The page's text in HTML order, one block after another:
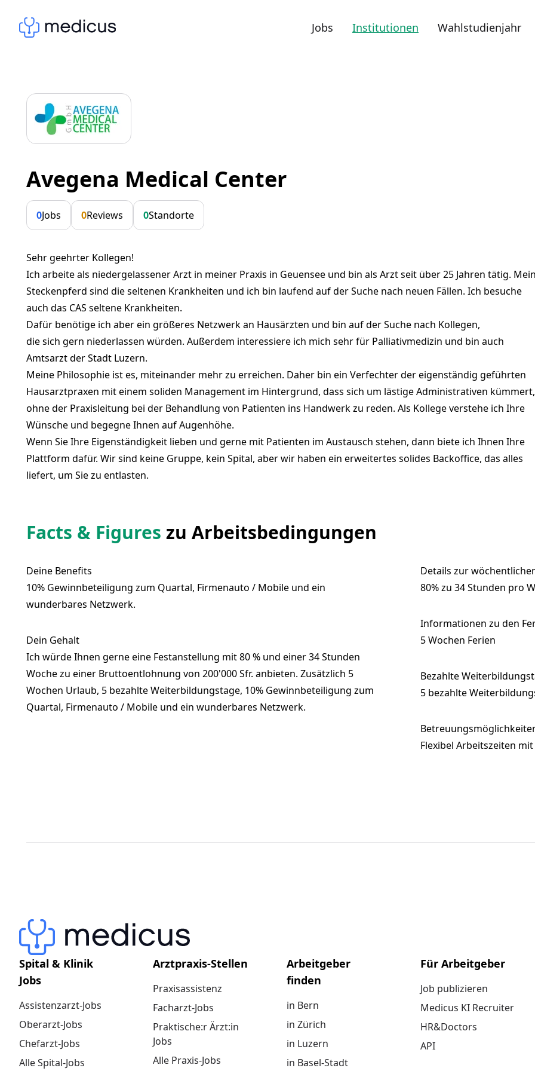
Jobs Institutionen Wahlstudienjahr
Avegena Medical Center
0Jobs 0Reviews 0Standorte
Sehr geehrter Kollegen!
Ich arbeite als niedergelassener Arzt in meiner Praxis in Geuensee und bin als Arzt seit über 25 Jahren tätig.
Steckenpferd sind die seltenen Krankheiten und ich bin laufend auf der Suche nach neuen Fällen. Ich besuche
auch das CAS seltene Krankheiten.
Dafür benötige ich aber ein größeres Netzwerk an Hausärzten und bin auf der Suche nach Kollegen,
die sich gern niederlassen würden. Außerdem interessiere ich mich sehr für Palliativmedizin und bin auch
Amtsarzt der Stadt Luzern.
Meine Philosophie ist es, miteinander mehr zu erreichen. Daher bin ein Verfechter der eigenständig geführten
Hausarztpraxen mit einem soliden Management im Hintergrund, dass sich um lästige Administrativen kümmert,
ohne der Praxisleitung bei der Behandlung von Patienten ins Handwerk zu reden. Als Kollege verstehe ich Ihre
Wünsche und begegne Ihnen auf Augenhöhe.
Wenn Sie Ihre Eigenständigkeit lieben und gerne mit Patienten im Austausch stehen, dann biete ich Ihnen Ihre
Plattform dafür. Wir sind keine Gruppe, kein Spital, aber wir haben ein erweitertes solides Backoffice, das alles
liefert, um Sie zu entlasten.
Facts & Figures zu Arbeitsbedingungen
Deine Benefits
10% Gewinnbeteiligung zum Quartal, Firmenauto / Mobile und ein
wunderbares Netzwerk.
Dein Gehalt
Ich würde Ihnen gerne eine Festanstellung mit 80 % und einer 34 Stunden
Woche zu einer Bruttoentlohnung von 200'000 Sfr. anbieten. Zusätzlich 5
Wochen Urlaub, 5 bezahlte Weiterbildungstage, 10% Gewinnbeteiligung zum
Quartal, Firmenauto / Mobile und ein wunderbares Netzwerk.
Details zur
80% zu 34 Stunden pro
Informationen zu den
5 Wochen Ferien
Bezahlte
5 bezahlte
Flexibel Arbeitszeiten
Spital & Klinik
Jobs
Assistenzarzt-Jobs
Oberarzt-Jobs
Chefarzt-Jobs
Alle Spital-Jobs
Arztpraxis-Stellen
Praxisassistenz
Facharzt-Jobs
Praktische:r Ärzt:in
Jobs
Alle Praxis-Jobs
Arbeitgeber
finden
in Bern
in Zürich
in Luzern
in Basel-Stadt
Für Arbeitgeber
Job publizieren
Medicus KI Recruiter
HR&Doctors
API